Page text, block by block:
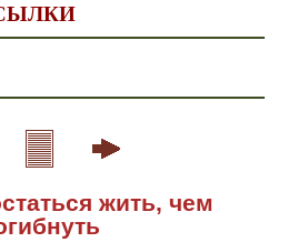
жить, чем